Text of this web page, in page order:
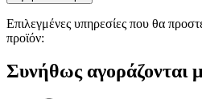
Επιλεγμένες υπηρεσίες που θα
προϊόν:
Συνήθως αγοράζονται